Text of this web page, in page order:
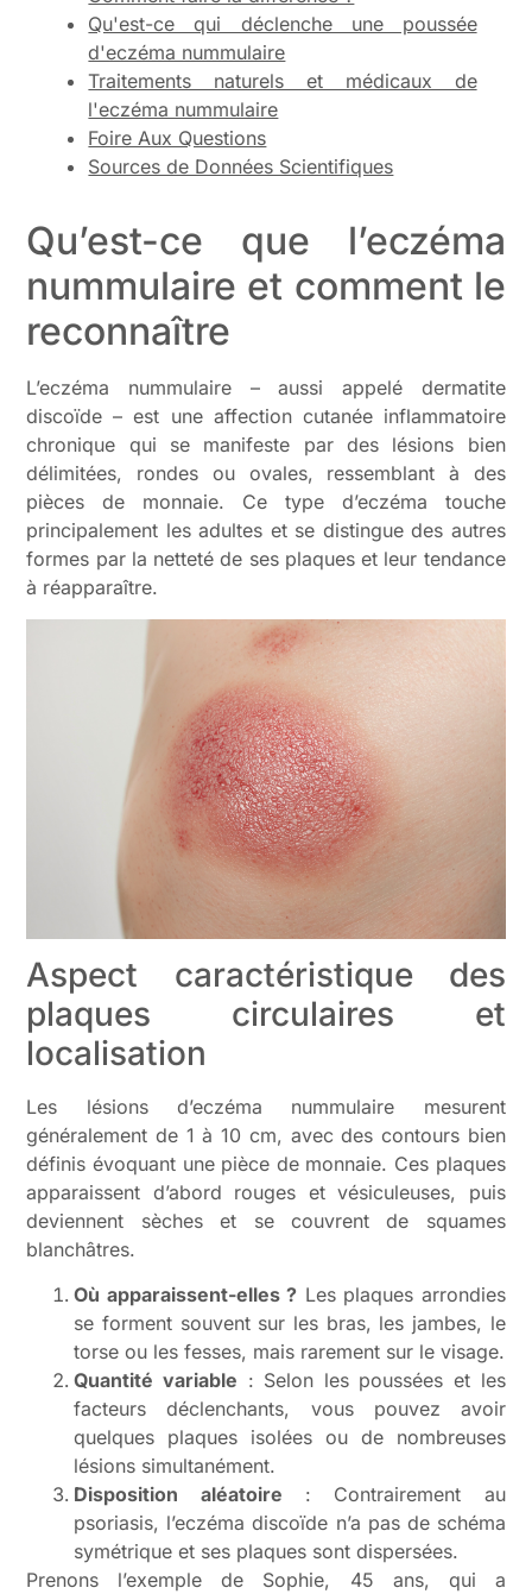
Qu'est-ce qui déclenche une poussée
d'eczéma nummulaire
Traitements naturels et médicaux de
l'eczéma nummulaire
Foire Aux Questions
Sources de Données Scientifiques
Qu’est-ce que l’eczéma
nummulaire et comment le
reconnaître
L’eczéma nummulaire – aussi appelé dermatite
discoïde – est une affection cutanée inflammatoire
chronique qui se manifeste par des lésions bien
délimitées, rondes ou ovales, ressemblant à des
pièces de monnaie. Ce type d’eczéma touche
principalement les adultes et se distingue des autres
formes par la netteté de ses plaques et leur tendance
à réapparaître.
Aspect caractéristique des
plaques circulaires et
localisation
Les lésions d’eczéma nummulaire mesurent
généralement de 1 à 10 cm, avec des contours bien
définis évoquant une pièce de monnaie. Ces plaques
apparaissent d’abord rouges et vésiculeuses, puis
deviennent sèches et se couvrent de squames
blanchâtres.
Où apparaissent-elles ? Les plaques arrondies
se forment souvent sur les bras, les jambes, le
torse ou les fesses, mais rarement sur le visage.
Quantité variable : Selon les poussées et les
facteurs déclenchants, vous pouvez avoir
quelques plaques isolées ou de nombreuses
lésions simultanément.
Disposition aléatoire : Contrairement au
psoriasis, l’eczéma discoïde n’a pas de schéma
symétrique et ses plaques sont dispersées.
Prenons l’exemple de Sophie, 45 ans, qui a